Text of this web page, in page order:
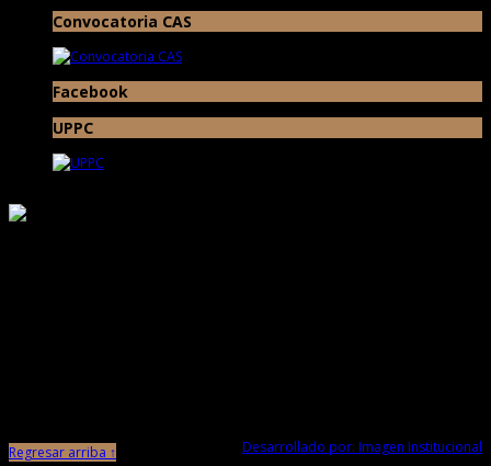
Convocatoria CAS
Facebook
UPPC
Desarrollado por: Imagen Institucional
Regresar arriba ↑